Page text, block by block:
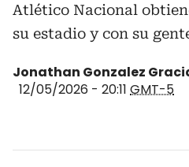
Atlético Nacional
su estadio y con su
Jonathan Gonzalez
12/05/2026 - 20:11 GMT-5